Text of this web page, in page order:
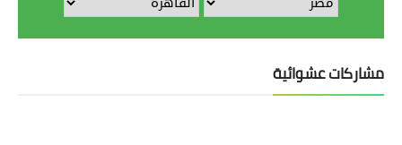
مشاركات عشوائية